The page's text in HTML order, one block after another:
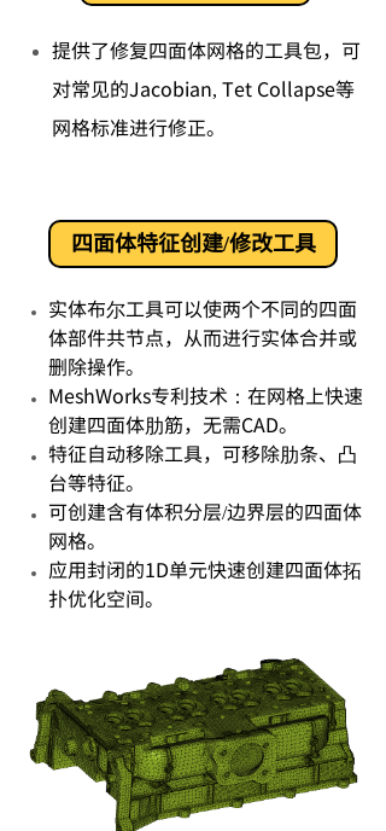
提供了修复四面体网格的工具包，可
对常见的Jacobian, Tet Collapse等
网格标准进行修正。
四面体特征创建/修改工具
实体布尔工具可以使两个不同的四面
体部件共节点，从而进行实体合并或
删除操作。
MeshWorks专利技术：在网格上快速
创建四面体肋筋，无需CAD。
特征自动移除工具，可移除肋条、凸
台等特征。
可创建含有体积分层/边界层的四面体
网格。
应用封闭的1D单元快速创建四面体拓
扑优化空间。